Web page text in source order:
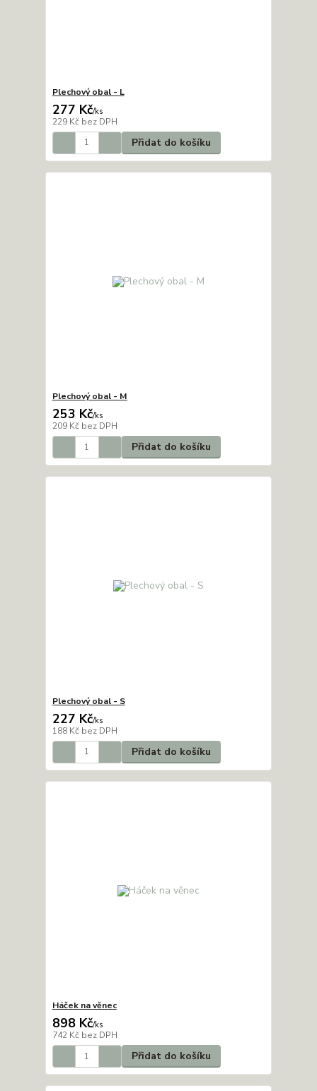
Plechový obal - L
277 Kč/ks
229 Kč bez DPH
Přidat do košíku
Plechový obal - M
253 Kč/ks
209 Kč bez DPH
Přidat do košíku
Plechový obal - S
227 Kč/ks
188 Kč bez DPH
Přidat do košíku
Háček na věnec
898 Kč/ks
742 Kč bez DPH
Přidat do košíku